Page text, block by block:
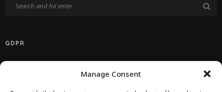
Manage Consent
GDPR